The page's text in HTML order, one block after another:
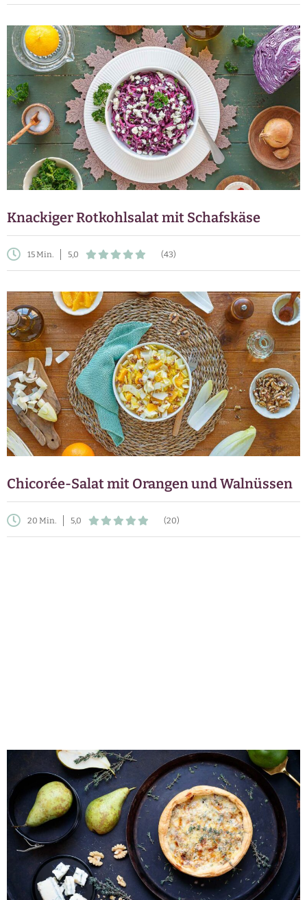
Knackiger Rotkohlsalat mit Schafskäse
15 Min. 5,0 (43)
Chicorée-Salat mit Orangen und Walnüssen
20 Min. 5,0 (20)